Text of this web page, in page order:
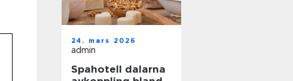
24. mars 2026
admin
Spahotell dalarna